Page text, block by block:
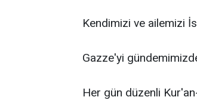
Kendimizi ve ailemizi
Gazze'yi
Her gün düzenli